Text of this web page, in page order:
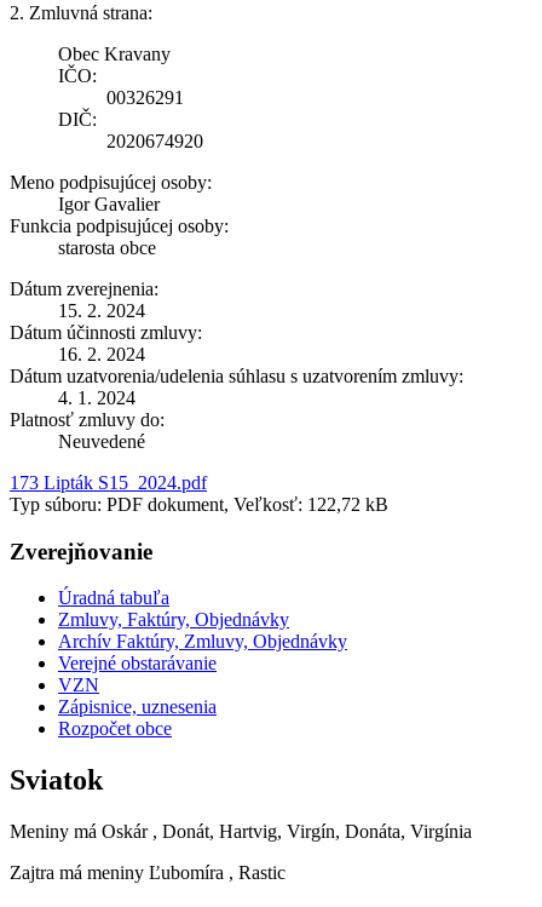
2. Zmluvná strana:
Obec Kravany
IČO:
00326291
DIČ:
2020674920
Meno podpisujúcej osoby:
Igor Gavalier
Funkcia podpisujúcej osoby:
starosta obce
Dátum zverejnenia:
15. 2. 2024
Dátum účinnosti zmluvy:
16. 2. 2024
Dátum uzatvorenia/udelenia súhlasu s uzatvorením zmluvy:
4. 1. 2024
Platnosť zmluvy do:
Neuvedené
173 Lipták S15_2024.pdf
Typ súboru: PDF dokument, Veľkosť: 122,72 kB
Zverejňovanie
Úradná tabuľa
Zmluvy, Faktúry, Objednávky
Archív Faktúry, Zmluvy, Objednávky
Verejné obstarávanie
VZN
Zápisnice, uznesenia
Rozpočet obce
Sviatok
Meniny má Oskár , Donát, Hartvig, Virgín, Donáta, Virgínia
Zajtra má meniny Ľubomíra , Rastic